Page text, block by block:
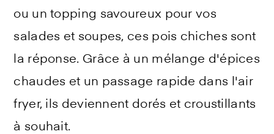
ou un topping savoureux pour vos
salades et soupes, ces pois chiches sont
la réponse. Grâce à un mélange d'épices
chaudes et un passage rapide dans l'air
fryer, ils deviennent dorés et croustillants
à souhait.